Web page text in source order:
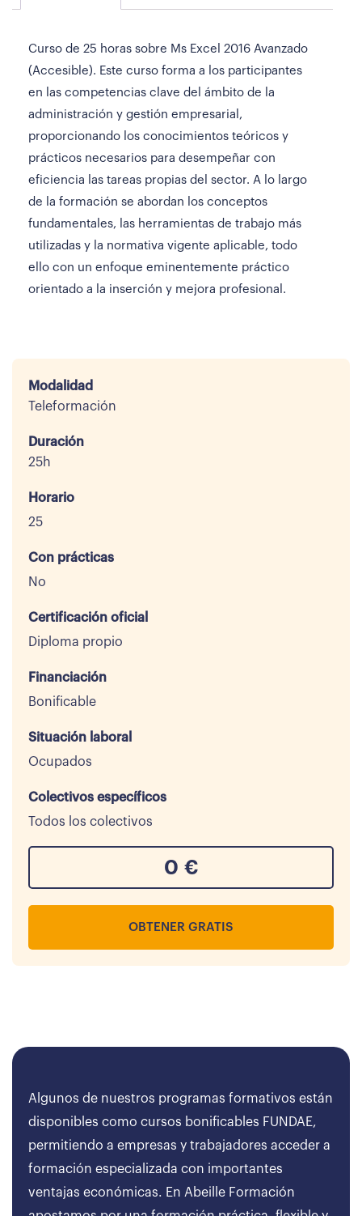
Curso de 25 horas sobre Ms Excel 2016 Avanzado
(Accesible). Este curso forma a los participantes
en las competencias clave del ámbito de la
administración y gestión empresarial,
proporcionando los conocimientos teóricos y
prácticos necesarios para desempeñar con
eficiencia las tareas propias del sector. A lo largo
de la formación se abordan los conceptos
fundamentales, las herramientas de trabajo más
utilizadas y la normativa vigente aplicable, todo
ello con un enfoque eminentemente práctico
orientado a la inserción y mejora profesional.
Modalidad
Teleformación
Duración
25h
Horario
25
Con prácticas
No
Certificación oficial
Diploma propio
Financiación
Bonificable
Situación laboral
Ocupados
Colectivos específicos
Todos los colectivos
0 €
OBTENER GRATIS
Algunos de nuestros programas formativos están
disponibles como cursos bonificables FUNDAE,
permitiendo a empresas y trabajadores acceder a
formación especializada con importantes
ventajas económicas. En Abeille Formación